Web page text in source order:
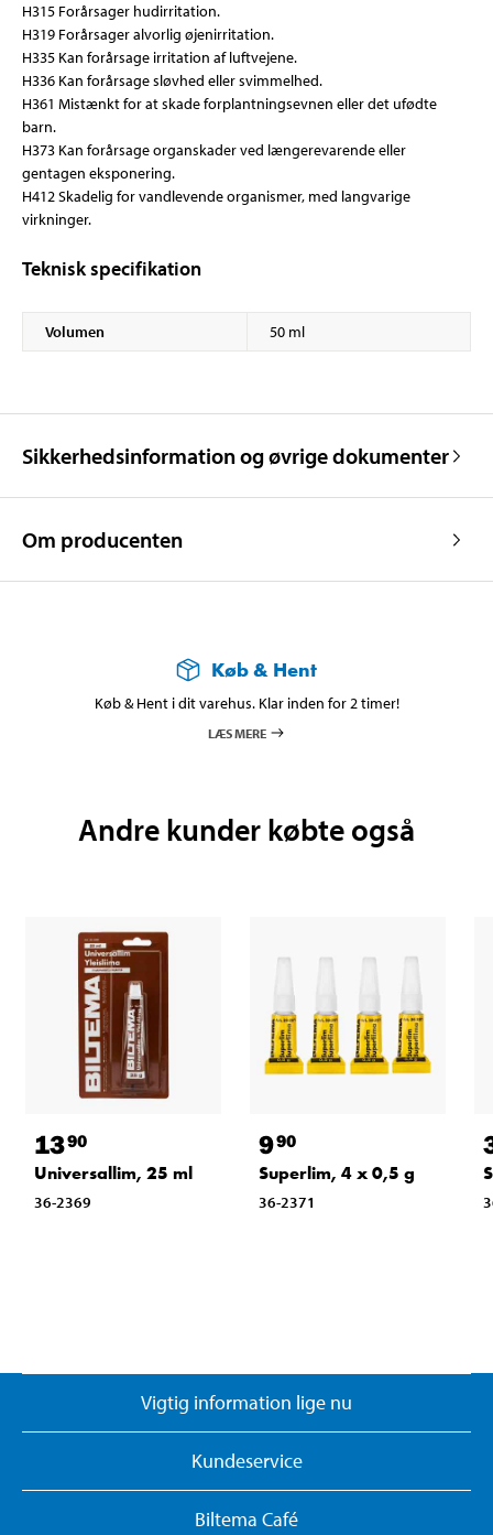
H315 Forårsager hudirritation.
H319 Forårsager alvorlig øjenirritation.
H335 Kan forårsage irritation af luftvejene.
H336 Kan forårsage sløvhed eller svimmelhed.
H361 Mistænkt for at skade forplantningsevnen eller det ufødte
barn.
H373 Kan forårsage organskader ved længerevarende eller
gentagen eksponering.
H412 Skadelig for vandlevende organismer, med langvarige
virkninger.
Teknisk specifikation
Volumen 50 ml
Sikkerhedsinformation og øvrige dokumenter
Om producenten
Køb & Hent
Køb & Hent i dit varehus. Klar inden for 2 timer!
LÆS MERE
Andre kunder købte også
1390
Universallim, 25 ml
36-2369
990
Superlim, 4 x 0,5 g
36-2371
Vigtig information lige nu
Kundeservice
Biltema Café